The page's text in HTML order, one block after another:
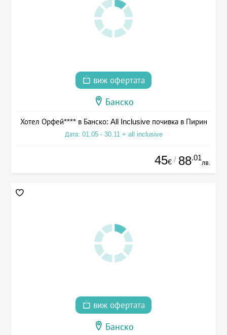
виж офертата
Банско
Хотел Орфей**** в Банско: All Inclusive почивка в Пирин
Дата: 01.05 - 30.11 + all inclusive
45€ / 88.01
лв.
виж офертата
Банско